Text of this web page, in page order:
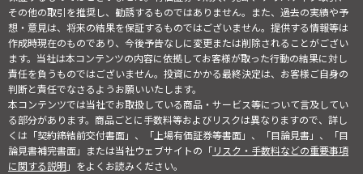
その他の取引を推奨し、勧誘するものではありません。また、過去の実績や予
想・意見は、将来の結果を保証するものではございません。提供する情報等は
作成時現在のものであり、今後予告なしに変更または削除されることがござい
ます。当社は本コンテンツの内容に依拠してお客様が取った行動の結果に対し
責任を負うものではございません。投資にかかる最終決定は、お客様ご自身の
判断と責任でなさるようお願いいたします。
本コンテンツでは当社でお取扱している商品・サービス等について言及してい
る部分があります。商品ごとに手数料等およびリスクは異なりますので、詳し
くは「契約締結前交付書面」、「上場有価証券等書面」、「目論見書」、「目
論見書補完書面」または当社ウェブサイトの「リスク・手数料などの重要事項
に関する説明」をよくお読みください。